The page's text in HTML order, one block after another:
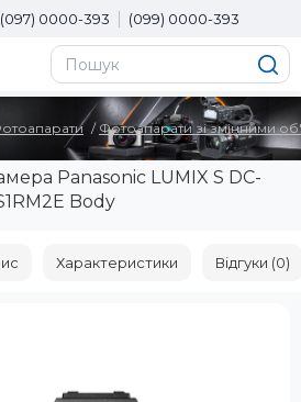
(097) 0000-393 (099) 0000-393
Фотоапарати зі змінними
Panasonic LUMIX S DC-
Body
Характеристики Відгуки (0)